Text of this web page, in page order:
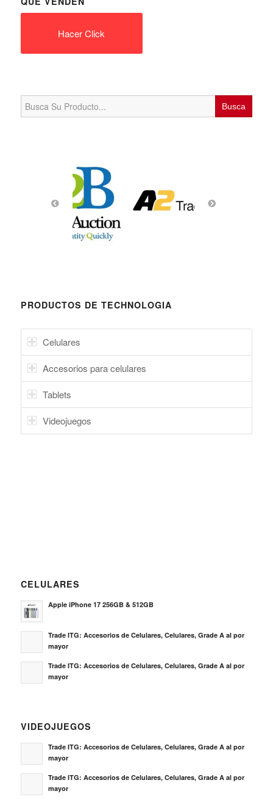
Hacer Click
Search
for:
PRODUCTOS DE TECHNOLOGIA
Celulares
Accesorios para celulares
Tablets
Videojuegos
CELULARES
Apple iPhone 17 256GB & 512GB
Trade ITG: Accesorios de Celulares, Celulares, Grade A al por
mayor
Trade ITG: Accesorios de Celulares, Celulares, Grade A al por
mayor
VIDEOJUEGOS
Trade ITG: Accesorios de Celulares, Celulares, Grade A al por
mayor
Trade ITG: Accesorios de Celulares, Celulares, Grade A al por
mayor